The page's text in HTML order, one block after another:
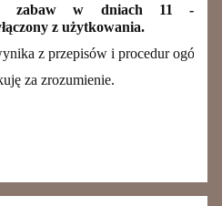
w dniach 11 -
z użytkowania.
z przepisów i procedur
za zrozumienie.